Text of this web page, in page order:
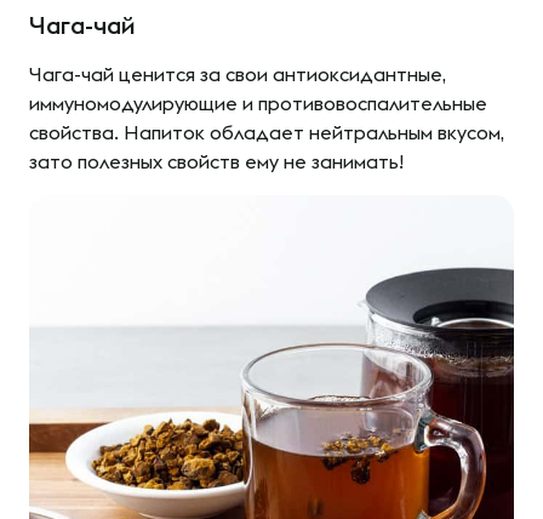
Чага-чай
Чага-чай ценится за свои антиоксидантные,
иммуномодулирующие и противовоспалительные
свойства. Напиток обладает нейтральным вкусом,
зато полезных свойств ему не занимать!